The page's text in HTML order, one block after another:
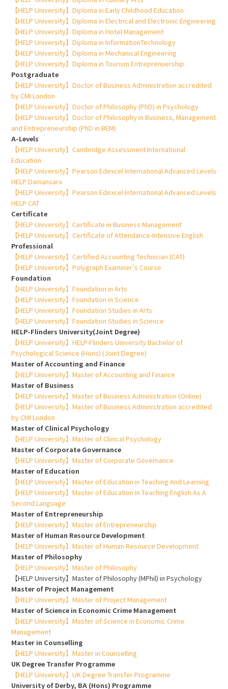
【HELP University】Diploma in Early Childhood Education
【HELP University】Diploma in Electrical and Electronic Engineering
【HELP University】Diploma in Hotel Management
【HELP University】Diploma in InformationTechnology
【HELP University】Diploma in Mechanical Engineering
【HELP University】Diploma in Tourism Entreprenuership
Postgraduate
【HELP University】Doctor of Business Administration accredited
by CMI London
【HELP University】Doctor of Philosophy (PhD) in Psychology
【HELP University】Doctor of Philosophy in Business, Management
and Entrepreneurship (PhD in BEM)
A-Levels
【HELP University】Cambridge Assessment International
Education
【HELP University】Pearson Edexcel International Advanced Levels
HELP Damansara
【HELP University】Pearson Edexcel International Advanced Levels
HELP CAT
Certificate
【HELP University】Certificate in Business Management
【HELP University】Certificate of Attendance-Intensive English
Professional
【HELP University】Certified Accounting Technician (CAT)
【HELP University】Polygraph Examiner’s Course
Foundation
【HELP University】Foundation in Arts
【HELP University】Foundation in Science
【HELP University】Foundation Studies in Arts
【HELP University】Foundation Studies in Science
HELP-Flinders University(Joint Degree)
【HELP University】HELP-Flinders University Bachelor of
Psychological Science (Hons) (Joint Degree)
Master of Accounting and Finance
【HELP University】Master of Accounting and Finance
Master of Business
【HELP University】Master of Business Administration (Online)
【HELP University】Master of Business Administration accredited
by CMI London
Master of Clinical Psychology
【HELP University】Master of Clinical Psychology
Master of Corporate Governance
【HELP University】Master of Corporate Governance
Master of Education
【HELP University】Master of Education in Teaching And Learning
【HELP University】Master of Education in Teaching English As A
Second Language
Master of Entrepreneurship
【HELP University】Master of Entrepreneurship
Master of Human Resource Development
【HELP University】Master of Human Resource Development
Master of Philosophy
【HELP University】Master of Philosophy
【HELP University】Master of Philosophy (MPhil) in Psychology
Master of Project Management
【HELP University】Master of Project Management
Master of Science in Economic Crime Management
【HELP University】Master of Science in Economic Crime
Management
Master in Counselling
【HELP University】Master in Counselling
UK Degree Transfer Programme
【HELP University】UK Degree Transfer Programme
University of Derby, BA (Hons) Programme